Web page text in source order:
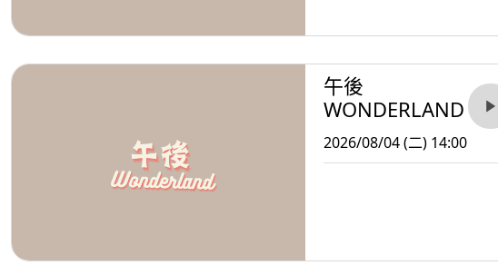
午後
WONDERLAND
2026/08/04 (二) 14:00